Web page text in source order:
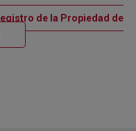
de la Propiedad de
Ventana nueva